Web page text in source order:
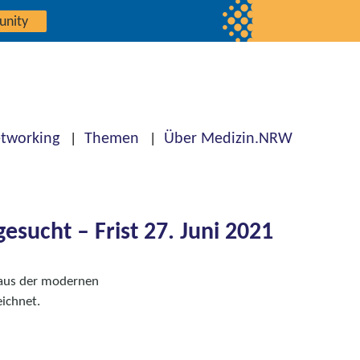
Themen Über Medizin.NRW
– Frist 27. Juni 2021
der modernen